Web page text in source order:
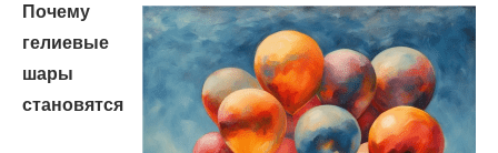
Почему
гелиевые
шары
становятся